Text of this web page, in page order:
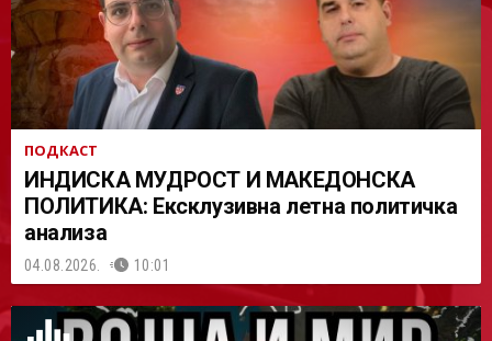
ПОДКАСТ
ИНДИСКА МУДРОСТ И МАКЕДОНСКА
ПОЛИТИКА: Ексклузивна летна политичка
анализа
04.08.2026. 10:01